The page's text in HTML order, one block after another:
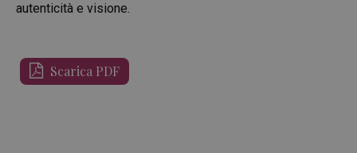
autenticità e visione.
Scarica PDF